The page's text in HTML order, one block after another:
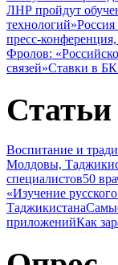
ЛНР пройдут
технологий»
пресс-
Фролов:
связей»Ставки в
Статьи
Воспитание и
Молдовы,
специалистов50
«Изучение
Таджикистана
приложенийКак